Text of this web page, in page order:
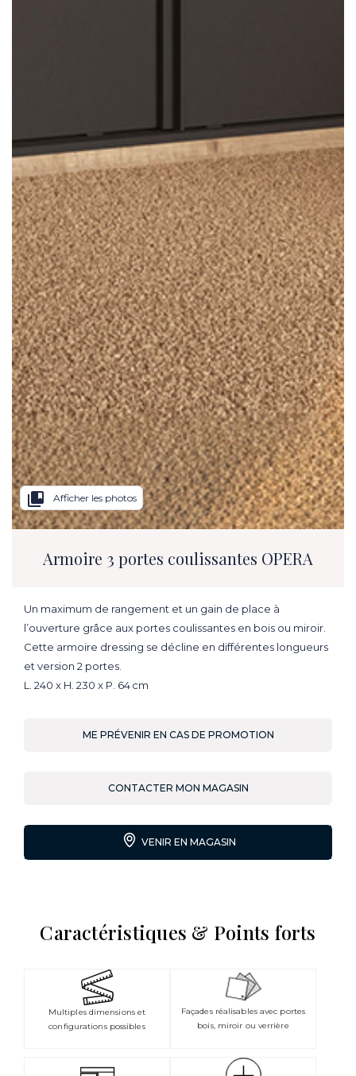
collections_bookmark Afficher les photos
Armoire 3 portes coulissantes OPERA
Un maximum de rangement et un gain de place à
l’ouverture grâce aux portes coulissantes en bois ou miroir.
Cette armoire dressing se décline en différentes longueurs
et version 2 portes.
L. 240 x H. 230 x P. 64 cm
ME PRÉVENIR EN CAS DE PROMOTION
CONTACTER MON MAGASIN
VENIR EN MAGASIN
Caractéristiques & Points forts
Multiples dimensions et
configurations possibles
Façades réalisables avec portes
bois, miroir ou verrière